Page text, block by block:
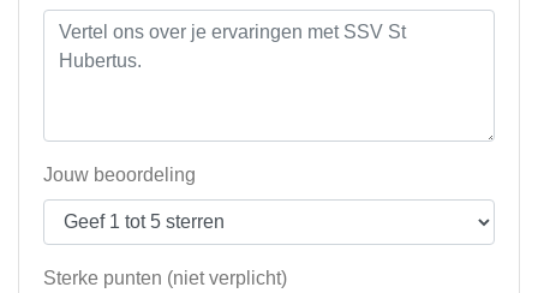
Jouw beoordeling
Sterke punten (niet verplicht)